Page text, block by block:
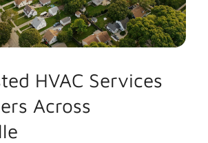
HVAC Services
Across